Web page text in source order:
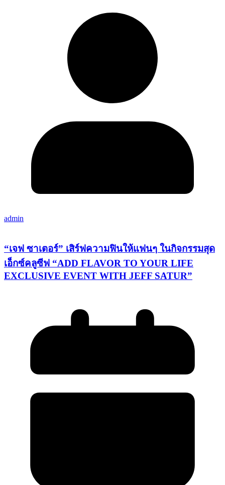
admin
“เจฟ ซาเตอร์” เสิร์ฟความฟินให้แฟนๆ ในกิจกรรมสุด
เอ็กซ์คลูซีฟ​ “ADD FLAVOR TO YOUR LIFE
EXCLUSIVE EVENT WITH JEFF SATUR”